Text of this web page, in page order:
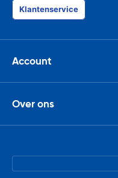
Klantenservice
Account
Over ons